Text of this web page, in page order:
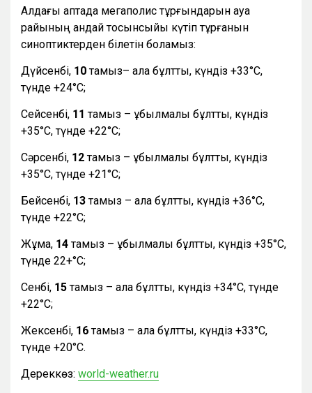
Алдағы аптада мегаполис тұрғындарын ауа
райының қандай тосынсыйы күтіп тұрғанын
синоптиктерден білетін боламыз:
Дүйсенбі, 10тамыз– ала бұлтты, күндіз +33°С,
түнде +24°С;
Сейсенбі, 11тамыз – құбылмалы бұлтты, күндіз
+35°С, түнде +22°С;
Сәрсенбі, 12тамыз – құбылмалы бұлтты, күндіз
+35°С, түнде +21°С;
Бейсенбі, 13тамыз – ала бұлтты, күндіз +36°С,
түнде +22°С;
Жұма, 14тамыз – құбылмалы бұлтты, күндіз +35°С,
түнде 22+°С;
Сенбі, 15тамыз – ала бұлтты, күндіз +34°С, түнде
+22°С;
Жексенбі, 16тамыз – ала бұлтты, күндіз +33°С,
түнде +20°С.
Дереккөз: world-weather.ru